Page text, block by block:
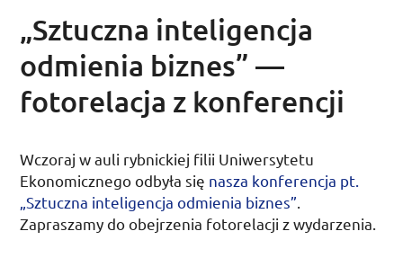
„Sztuczna inteligencja
odmienia biznes” —
fotorelacja z konferencji
Wczoraj w auli rybnickiej filii Uniwersytetu
Ekonomicznego odbyła się nasza konferencja pt.
„Sztuczna inteligencja odmienia biznes”
Zapraszamy do obejrzenia fotorelacji z wydarzenia.